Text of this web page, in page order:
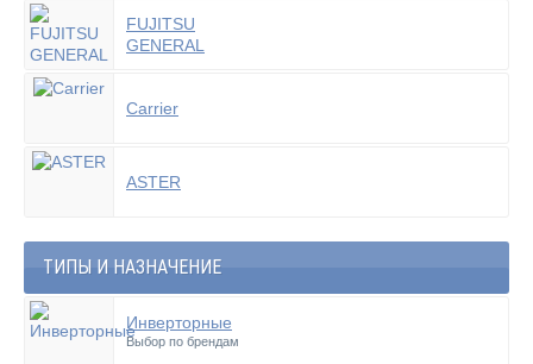
FUJITSU
GENERAL
Carrier
ASTER
ТИПЫ И НАЗНАЧЕНИЕ
Инверторные
Выбор по брендам